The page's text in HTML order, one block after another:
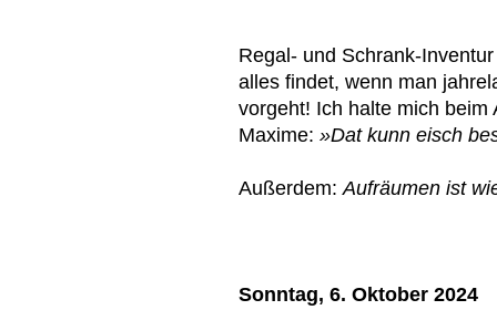
Regal- und Schrank-
alles findet, wenn man
vorgeht! Ich halte mich
Maxime: »Dat kunn eisch
Außerdem:Aufräumen ist
Sonntag, 6. Oktober 2024